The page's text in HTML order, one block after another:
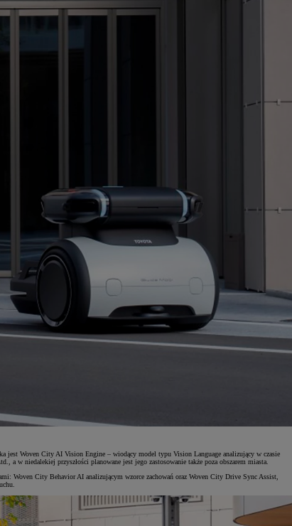
jest Woven City AI Vision Engine – wiodący model typu Vision Language analizujący w czasie
w niedalekiej przyszłości planowane jest jego zastosowanie także poza obszarem miasta.
Woven City Behavior AI analizującym wzorce zachowań oraz Woven City Drive Sync Assist,